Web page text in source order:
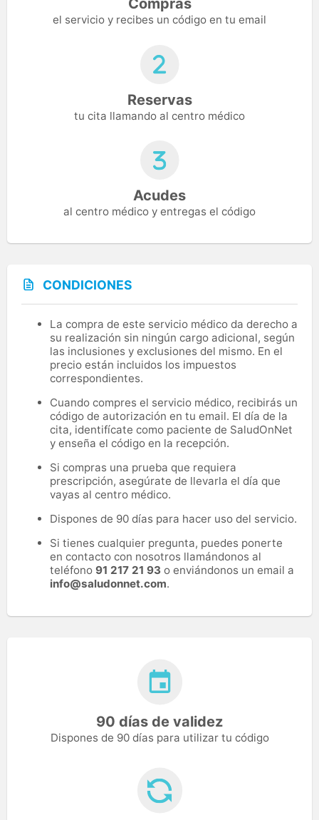
Compras
el servicio y recibes un código en tu email
Reservas
tu cita llamando al centro médico
Acudes
al centro médico y entregas el código
CONDICIONES
La compra de este servicio médico da derecho a
su realización sin ningún cargo adicional, según
las inclusiones y exclusiones del mismo. En el
precio están incluidos los impuestos
correspondientes.
Cuando compres el servicio médico, recibirás un
código de autorización en tu email. El día de la
cita, identifícate como paciente de SaludOnNet
y enseña el código en la recepción.
Si compras una prueba que requiera
prescripción, asegúrate de llevarla el día que
vayas al centro médico.
Dispones de 90 días para hacer uso del servicio.
Si tienes cualquier pregunta, puedes ponerte
en contacto con nosotros llamándonos al
teléfono 91 217 21 93 o enviándonos un email a
info@saludonnet.com.
90 días de validez
Dispones de 90 días para utilizar tu código